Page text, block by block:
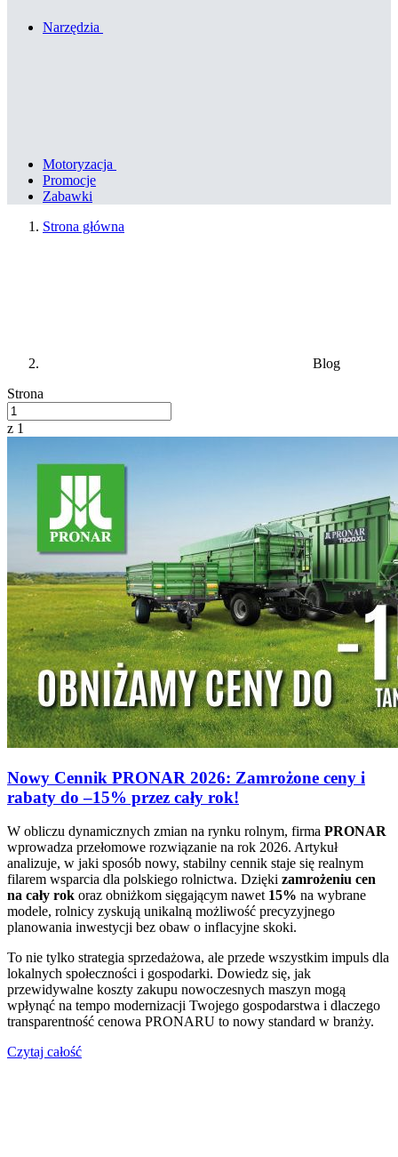
Narzędzia
Motoryzacja
Promocje
Zabawki
Strona główna
Blog
Strona
z 1
Nowy Cennik PRONAR 2026: Zamrożone ceny i
rabaty do –15% przez cały rok!
W obliczu dynamicznych zmian na rynku rolnym, firma PRONAR
wprowadza przełomowe rozwiązanie na rok 2026. Artykuł
analizuje, w jaki sposób nowy, stabilny cennik staje się realnym
filarem wsparcia dla polskiego rolnictwa. Dzięki zamrożeniu cen
na cały rok oraz obniżkom sięgającym nawet 15% na wybrane
modele, rolnicy zyskują unikalną możliwość precyzyjnego
planowania inwestycji bez obaw o inflacyjne skoki.
To nie tylko strategia sprzedażowa, ale przede wszystkim impuls dla
lokalnych społeczności i gospodarki. Dowiedz się, jak
przewidywalne koszty zakupu nowoczesnych maszyn mogą
wpłynąć na tempo modernizacji Twojego gospodarstwa i dlaczego
transparentność cenowa PRONARU to nowy standard w branży.
Czytaj całość